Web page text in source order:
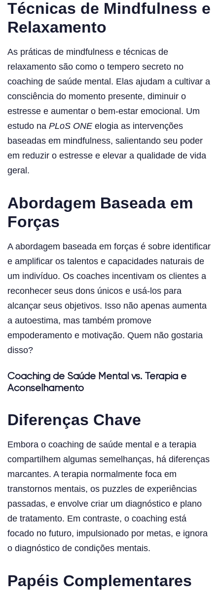
Técnicas de Mindfulness e
Relaxamento
As práticas de mindfulness e técnicas de
relaxamento são como o tempero secreto no
coaching de saúde mental. Elas ajudam a cultivar a
consciência do momento presente, diminuir o
estresse e aumentar o bem-estar emocional. Um
estudo na PLoS ONE elogia as intervenções
baseadas em mindfulness, salientando seu poder
em reduzir o estresse e elevar a qualidade de vida
geral.
Abordagem Baseada em
Forças
A abordagem baseada em forças é sobre identificar
e amplificar os talentos e capacidades naturais de
um indivíduo. Os coaches incentivam os clientes a
reconhecer seus dons únicos e usá-los para
alcançar seus objetivos. Isso não apenas aumenta
a autoestima, mas também promove
empoderamento e motivação. Quem não gostaria
disso?
Coaching de Saúde Mental vs. Terapia e
Aconselhamento
Diferenças Chave
Embora o coaching de saúde mental e a terapia
compartilhem algumas semelhanças, há diferenças
marcantes. A terapia normalmente foca em
transtornos mentais, os puzzles de experiências
passadas, e envolve criar um diagnóstico e plano
de tratamento. Em contraste, o coaching está
focado no futuro, impulsionado por metas, e ignora
o diagnóstico de condições mentais.
Papéis Complementares